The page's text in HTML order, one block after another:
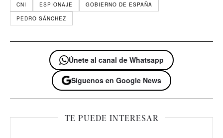
CNI ESPIONAJE
GOBIERNO DE ESPAÑA
PEDRO SÁNCHEZ
Únete al canal de Whatsapp
Síguenos en Google News
TE PUEDE INTERESAR